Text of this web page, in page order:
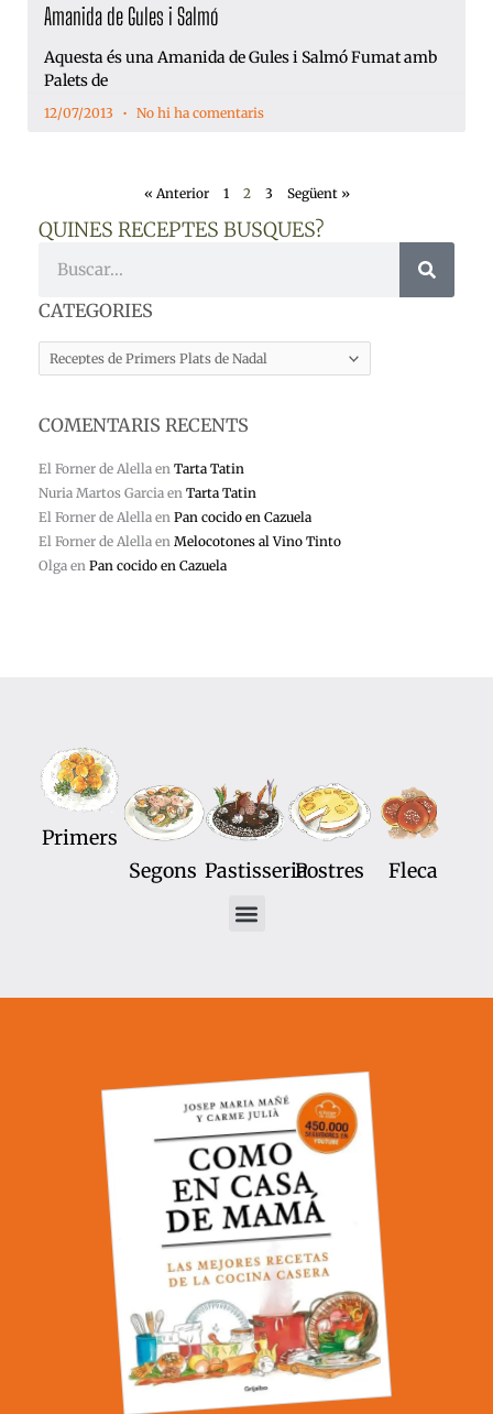
Amanida de Gules i Salmó
Aquesta és una Amanida de Gules i Salmó Fumat amb
Palets de
12/07/2013 No hi ha comentaris
« Anterior 1 2 3 Següent »
QUINES RECEPTES BUSQUES?
CATEGORIES
CATEGORIES
COMENTARIS RECENTS
El Forner de Alella en Tarta Tatin
Nuria Martos Garcia en Tarta Tatin
El Forner de Alella en Pan cocido en Cazuela
El Forner de Alella en Melocotones al Vino Tinto
Olga en Pan cocido en Cazuela
Primers
Segons PastisseriaPostres Fleca